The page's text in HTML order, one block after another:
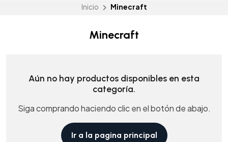
Inicio Minecraft
Minecraft
Aún no hay productos disponibles en esta
categoría.
Siga comprando haciendo clic en el botón de abajo.
Ir a la pagina principal